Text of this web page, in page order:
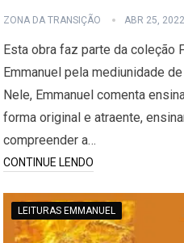
ZONA DA TRANSIÇÃO ABR 25, 2022
Esta obra faz parte da coleção
Emmanuel pela mediunidade
Nele, Emmanuel comenta
forma original e atraente,
compreender a…
CONTINUE LENDO
LEITURAS EMMANUEL